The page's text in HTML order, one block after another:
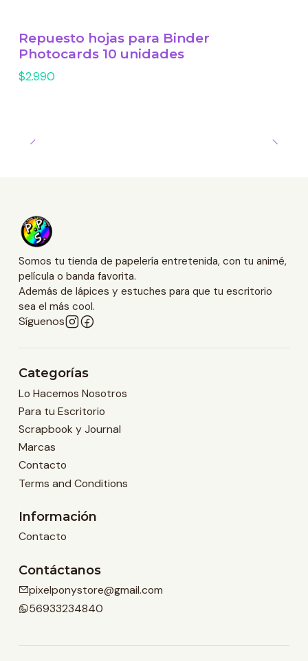
Repuesto hojas para Binder
Photocards 10 unidades
$2.990
Somos tu tienda de papelería entretenida, con tu animé,
película o banda favorita.
Además de lápices y estuches para que tu escritorio
sea el más cool.
Síguenos
Categorías
Lo Hacemos Nosotros
Para tu Escritorio
Scrapbook y Journal
Marcas
Contacto
Terms and Conditions
Información
Contacto
Contáctanos
pixelponystore@gmail.com
56933234840